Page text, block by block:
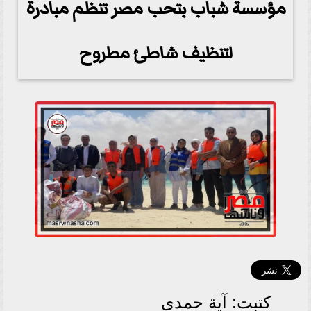
مؤسسة شباب بتحب مصر تنظم مبادرة
لتنظيف شاطئ مطروح
كتبت: آية حمدي